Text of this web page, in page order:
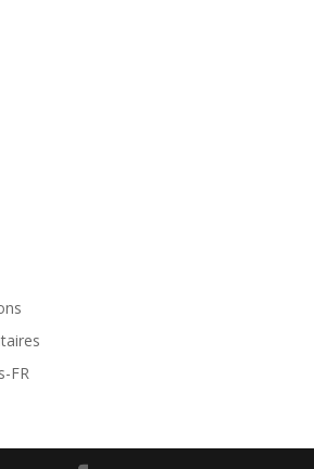
FR